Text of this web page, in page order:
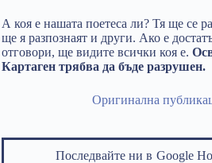
А коя е нашата поетеса ли? Тя ще се
ще я разпознаят и други. Ако е
отговори, ще видите всички коя е.
Картаген трябва да бъде разрушен.
Оригинална
Последвайте ни в Google